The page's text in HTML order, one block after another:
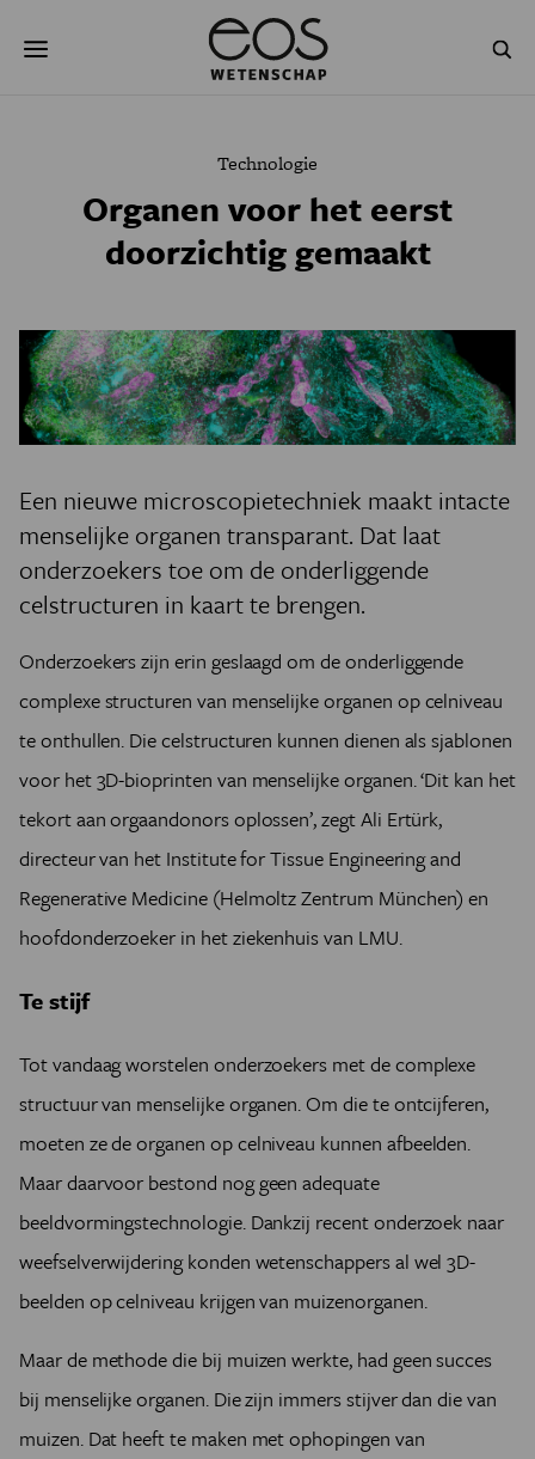
naar
NATUURWETENSCHAPPEN GESCHIEDENIS
PODCAST AGENDA
JONGE UITDAGERS
Technologie
Organen voor het eerst
doorzichtig gemaakt
Een nieuwe microscopietechniek maakt intacte
menselijke organen transparant. Dat laat
onderzoekers toe om de onderliggende
celstructuren in kaart te brengen.
Onderzoekers zijn erin geslaagd om de onderliggende
complexe structuren van menselijke organen op celniveau
te onthullen. Die celstructuren kunnen dienen als sjablonen
voor het 3D-bioprinten van menselijke organen. ‘Dit kan het
tekort aan orgaandonors oplossen’, zegt Ali Ertürk,
directeur van het Institute for Tissue Engineering and
Regenerative Medicine (Helmoltz Zentrum München) en
hoofdonderzoeker in het ziekenhuis van LMU.
Te stijf
Tot vandaag worstelen onderzoekers met de complexe
structuur van menselijke organen. Om die te ontcijferen,
moeten ze de organen op celniveau kunnen afbeelden.
Maar daarvoor bestond nog geen adequate
beeldvormingstechnologie. Dankzij recent onderzoek naar
weefselverwijdering konden wetenschappers al wel 3D-
beelden op celniveau krijgen van muizenorganen.
Maar de methode die bij muizen werkte, had geen succes
bij menselijke organen. Die zijn immers stijver dan die van
muizen. Dat heeft te maken met ophopingen van